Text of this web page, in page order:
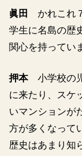
眞田
かれこれ
学生に名島の歴
関心を持ってい
押本小学校の児
に来たり、スケ
いマンションが
方が多くなって
歴史はあまり知